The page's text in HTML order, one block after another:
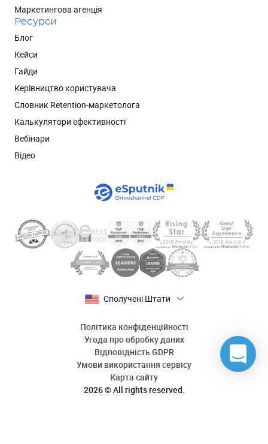
Маркетингова агенція
Ресурси
Блог
Кейси
Гайди
Керівництво користувача
Словник Retention-маркетолога
Калькулятори ефективності
Вебінари
Відео
Сполучені Штати
2026 © All rights reserved.
Політика конфіденційності
Угода про обробку даних
Відповідність GDPR
Умови використання сервісу
Карта сайту